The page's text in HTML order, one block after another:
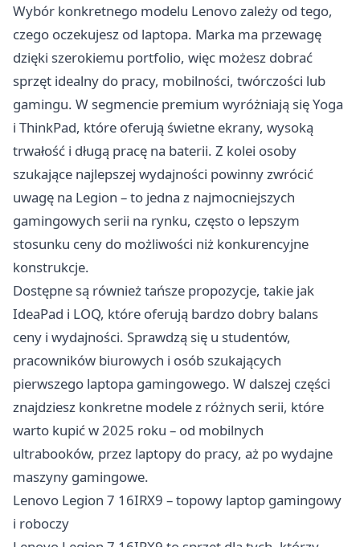
Wybór konkretnego modelu Lenovo zależy od tego,
czego oczekujesz od laptopa. Marka ma przewagę
dzięki szerokiemu portfolio, więc możesz dobrać
sprzęt idealny do pracy, mobilności, twórczości lub
gamingu. W segmencie premium wyróżniają się Yoga
i ThinkPad, które oferują świetne ekrany, wysoką
trwałość i długą pracę na baterii. Z kolei osoby
szukające najlepszej wydajności powinny zwrócić
uwagę na Legion – to jedna z najmocniejszych
gamingowych serii na rynku, często o lepszym
stosunku ceny do możliwości niż konkurencyjne
konstrukcje.
Dostępne są również tańsze propozycje, takie jak
IdeaPad i LOQ, które oferują bardzo dobry balans
ceny i wydajności. Sprawdzą się u studentów,
pracowników biurowych i osób szukających
pierwszego laptopa gamingowego. W dalszej części
znajdziesz konkretne modele z różnych serii, które
warto kupić w 2025 roku – od mobilnych
ultrabooków, przez laptopy do pracy, aż po wydajne
maszyny gamingowe.
Lenovo Legion 7 16IRX9 – topowy laptop gamingowy
i roboczy